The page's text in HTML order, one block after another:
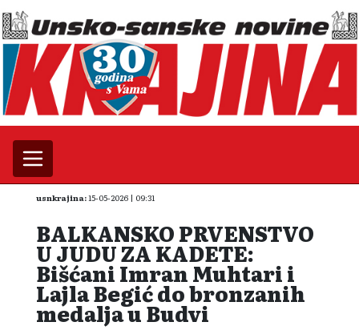
usnkrajina:15-05-2026 | 09:31
BALKANSKO PRVENSTVO
U JUDU ZA KADETE:
Bišćani Imran Muhtari i
Lajla Begić do bronzanih
medalja u Budvi